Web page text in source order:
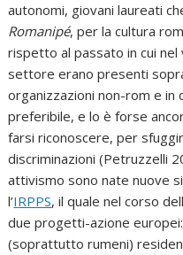
autonomi, giovani laureati
Romanipé, per la cultura
rispetto al passato in cui
settore erano presenti
organizzazioni non-rom e in
preferibile, e lo è forse
farsi riconoscere, per
discriminazioni (Petruzzelli
attivismo sono nate nuove
l’IRPPS, il quale nel corso
due progetti-azione
(soprattutto rumeni)